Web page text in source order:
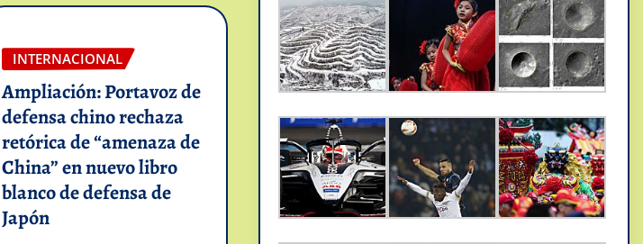
INTERNACIONAL
Ampliación: Portavoz de
defensa chino rechaza
retórica de “amenaza de
China” en nuevo libro
blanco de defensa de
Japón